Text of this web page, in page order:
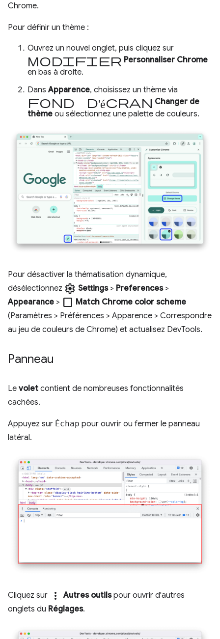
Chrome.
Pour définir un thème :
Ouvrez un nouvel onglet, puis cliquez sur
Modifier Personnaliser Chrome
en bas à droite.
DansApparence, choisissez un thème via
Fond d'écran Changer de
thème ou sélectionnez une palette de couleurs.
Pour désactiver la thématisation dynamique,
désélectionnez settings Settings> Preferences>
Appearance > check_box_outline_blank Match Chrome color scheme
(Paramètres > Préférences > Apparence > Correspondre
au jeu de couleurs de Chrome) et actualisez DevTools.
Panneau
Le volet contient de nombreuses fonctionnalités
cachées.
Appuyez sur Échap pour ouvrir ou fermer le panneau
latéral.
Cliquez sur more_vert Autres outilspour ouvrir d'autres
onglets du Réglages.